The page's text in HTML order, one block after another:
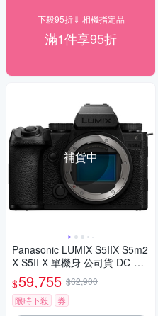
下殺95折⇓ 相機指定品
滿1件享95折
補貨中
Panasonic LUMIX S5IIX S5m2
X S5II X 單機身 公司貨 DC-S5
M2X
$59,755 $62,900
限時下殺
券